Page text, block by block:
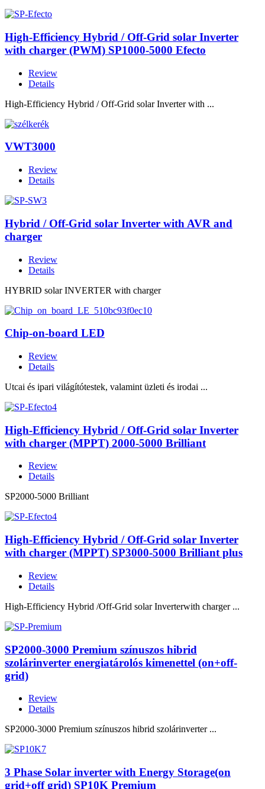
High-Efficiency Hybrid / Off-Grid solar Inverter
with charger (PWM) SP1000-5000 Efecto
Review
Details
High-Efficiency Hybrid / Off-Grid solar Inverter with ...
VWT3000
Review
Details
Hybrid / Off-Grid solar Inverter with AVR and
charger
Review
Details
HYBRID solar INVERTER with charger
Chip-on-board LED
Review
Details
Utcai és ipari világítótestek, valamint üzleti és irodai ...
High-Efficiency Hybrid / Off-Grid solar Inverter
with charger (MPPT) 2000-5000 Brilliant
Review
Details
SP2000-5000 Brilliant
High-Efficiency Hybrid / Off-Grid solar Inverter
with charger (MPPT) SP3000-5000 Brilliant plus
Review
Details
High-Efficiency Hybrid /Off-Grid solar Inverterwith charger ...
SP2000-3000 Premium színuszos hibrid
szolárinverter energiatárolós kimenettel (on+off-
grid)
Review
Details
SP2000-3000 Premium színuszos hibrid szolárinverter ...
3 Phase Solar inverter with Energy Storage(on
grid+off grid) SP10K Premium